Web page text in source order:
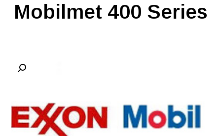
Mobilmet 400 Series